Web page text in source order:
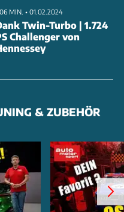
MIN. • 01.02.2024
Twin-Turbo | 1.724
Challenger von
& ZUBEHÖR